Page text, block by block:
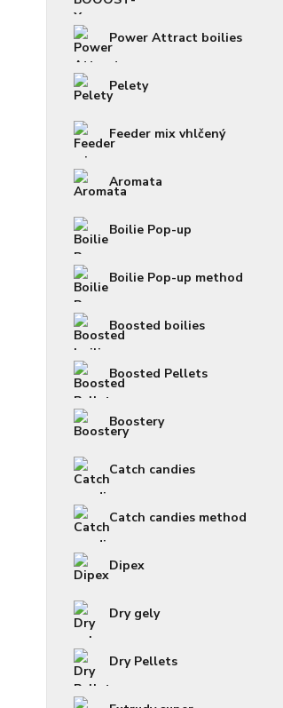
Power Attract boilies
Pelety
Feeder mix vhlčený
Aromata
Boilie Pop-up
Boilie Pop-up method
Boosted boilies
Boosted Pellets
Boostery
Catch candies
Catch candies method
Dipex
Dry gely
Dry Pellets